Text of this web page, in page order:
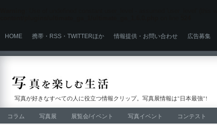
HOME 携帯・RSS・TWITTERほか 情報提供・お問い合わせ 広告募集
写真が好きなすべての人に役立つ情報クリップ。写真展情報は"日本最強"!
コラム 写真展 展覧会/イベント 写真イベント コンテスト